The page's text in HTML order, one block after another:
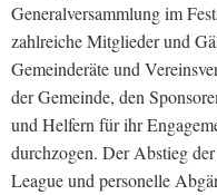
Generalversammlung im
zahlreiche Mitglieder und
Gemeinderäte und
der Gemeinde, den
und Helfern für ihr
durchzogen. Der Abstieg
League und personelle